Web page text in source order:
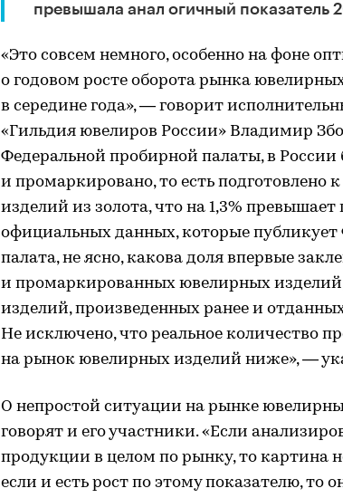
превышала анал огичный показатель
«Это совсем немного, особенно на фоне
о годовом росте оборота рынка
в середине года», — говорит
«Гильдия ювелиров России» Владимир
Федеральной пробирной палаты, в России
и промаркировано, то есть подготовлено
изделий из золота, что на 1,3% превышает
официальных данных, которые публикует
палата, не ясно, какова доля впервые
и промаркированных ювелирных
изделий, произведенных ранее и
Не исключено, что реальное количество
на рынок ювелирных изделий ниже», —
О непростой ситуации на рынке
говорят и его участники. «Если
продукции в целом по рынку, то картина
если и есть рост по этому показателю,